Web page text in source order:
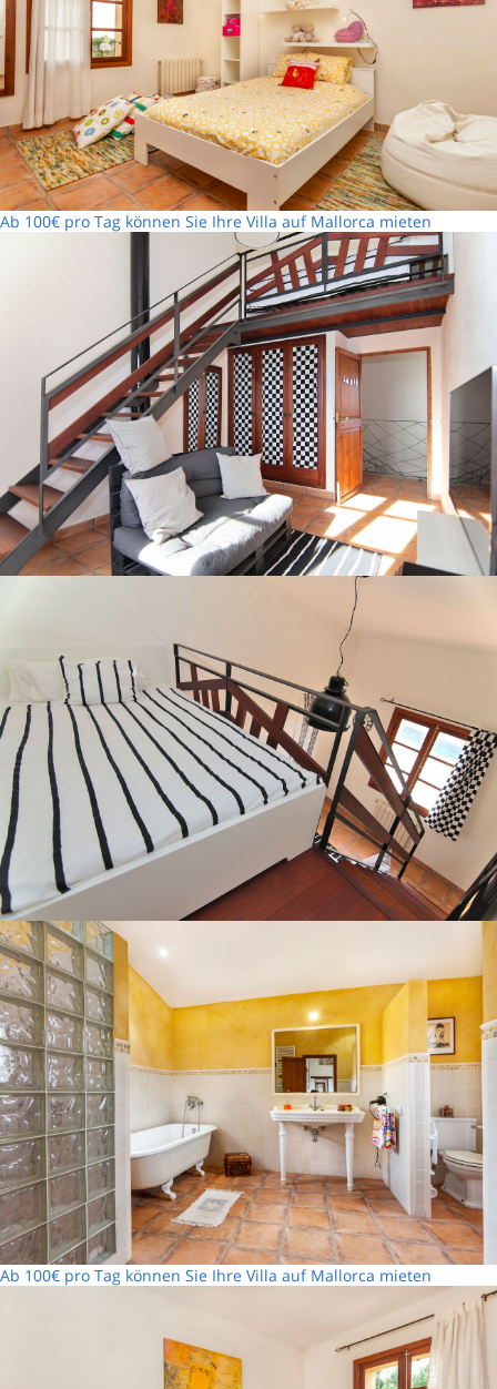
Ab 100€ pro Tag können Sie Ihre Villa auf Mallorca mieten
Ab 100€ pro Tag können Sie Ihre Villa auf Mallorca mieten